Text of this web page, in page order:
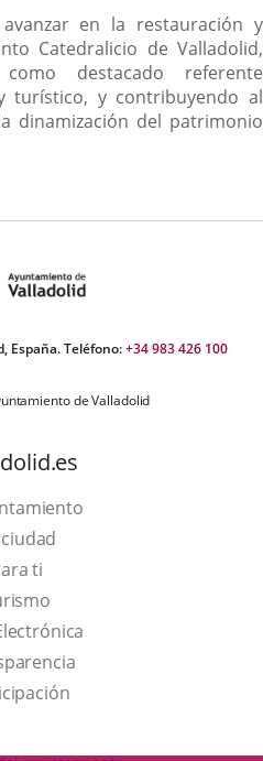
en la restauración y
Catedralicio de Valladolid,
destacado referente
turístico, y contribuyendo al
dinamización del patrimonio
España. Teléfono:+34 983 426 100
de Valladolid
ti
This
link
will
open
a